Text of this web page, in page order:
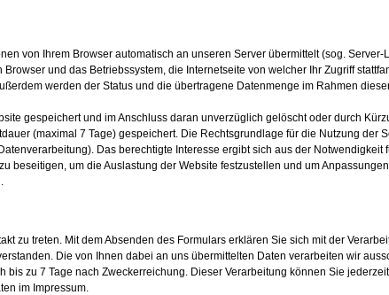
von Ihrem Browser automatisch an unseren Server übermittelt (sog. Server-
und das Betriebssystem, die Internetseite von welcher Ihr Zugriff
werden der Status und die übertragene Datenmenge im Rahmen
gespeichert und im Anschluss daran unverzüglich gelöscht oder durch
(maximal 7 Tage) gespeichert. Die Rechtsgrundlage für die Nutzung der
Das berechtigte Interesse ergibt sich aus der Notwendigkeit
beseitigen, um die Auslastung der Website festzustellen und um
zu treten. Mit dem Absenden des Formulars erklären Sie sich mit der
Die von Ihnen dabei an uns übermittelten Daten verarbeiten wir
zu 7 Tage nach Zweckerreichung. Dieser Verarbeitung können Sie
im Impressum.